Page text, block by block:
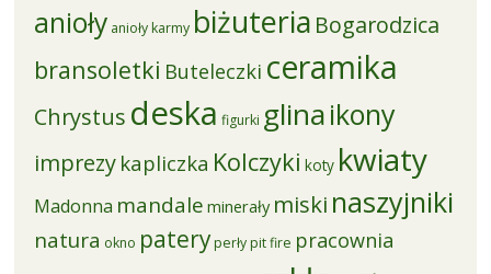
anioły anioły karmy biżuteria Bogarodzica
bransoletki Buteleczki ceramika
Chrystus deska figurki glinaikony
imprezy kapliczka Kolczyki koty kwiaty
Madonna mandale minerały miski naszyjniki
natura okno pateryperłypit fire pracownia